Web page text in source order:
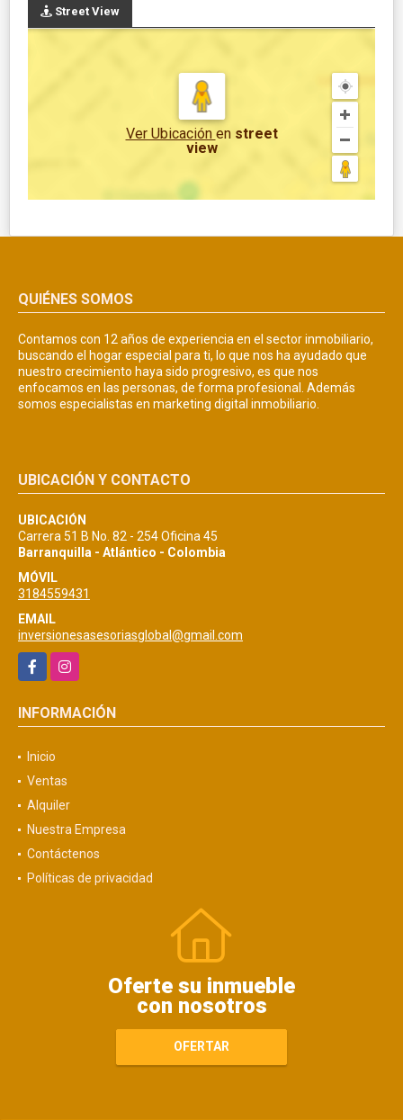
Street View
Ver Ubicación en street
view
QUIÉNES SOMOS
Contamos con 12 años de experiencia en el sector inmobiliario,
buscando el hogar especial para ti, lo que nos ha ayudado que
nuestro crecimiento haya sido progresivo, es que nos
enfocamos en las personas, de forma profesional. Además
somos especialistas en marketing digital inmobiliario.
UBICACIÓN Y CONTACTO
UBICACIÓN
Carrera 51 B No. 82 - 254 Oficina 45
Barranquilla - Atlántico - Colombia
MÓVIL
3184559431
EMAIL
inversionesasesoriasglobal@gmail.com
FacebookInstagram
INFORMACIÓN
Inicio
Ventas
Alquiler
Nuestra Empresa
Contáctenos
Políticas de privacidad
Oferte su inmueble
con nosotros
OFERTAR